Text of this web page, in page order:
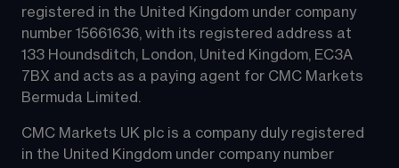
registered in the United Kingdom under company
number 15661636, with its registered address at
133 Houndsditch, London, United Kingdom, EC3A
7BX and acts as a paying agent for CMC Markets
Bermuda Limited.
CMC Markets UK plc is a company duly registered
in the United Kingdom under company number